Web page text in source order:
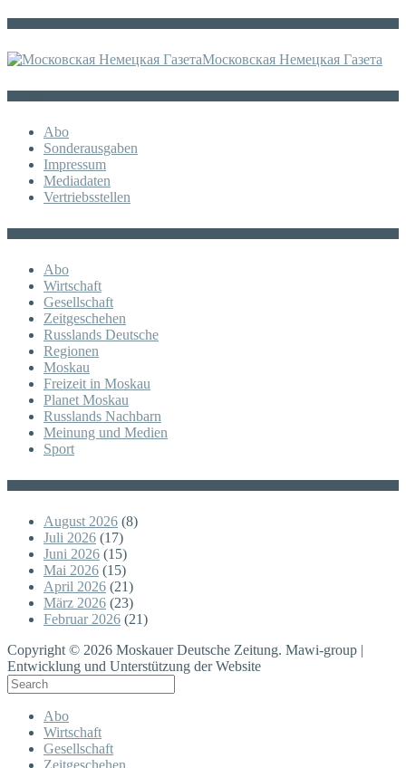
Московская Немецкая Газета
Abo
Sonderausgaben
Impressum
Mediadaten
Vertriebsstellen
Abo
Wirtschaft
Gesellschaft
Zeitgeschehen
Russlands Deutsche
Regionen
Moskau
Freizeit in Moskau
Planet Moskau
Russlands Nachbarn
Meinung und Medien
Sport
August 2026 (8)
Juli 2026 (17)
Juni 2026 (15)
Mai 2026 (15)
April 2026 (21)
März 2026 (23)
Februar 2026 (21)
Copyright © 2026 Moskauer Deutsche Zeitung. Mawi-group |
Entwicklung und Unterstützung der Website
Abo
Wirtschaft
Gesellschaft